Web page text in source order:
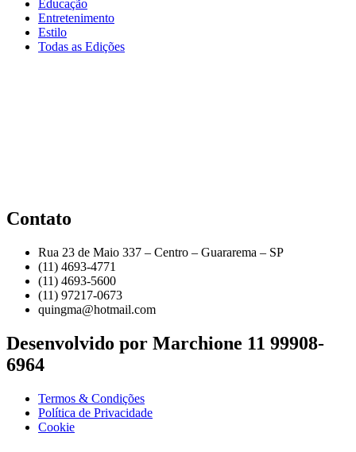
Educação
Entretenimento
Estilo
Todas as Edições
Contato
Rua 23 de Maio 337 – Centro – Guararema – SP
(11) 4693-4771
(11) 4693-5600
(11) 97217-0673
quingma@hotmail.com
Desenvolvido por Marchione 11 99908-
6964
Termos & Condições
Política de Privacidade
Cookie